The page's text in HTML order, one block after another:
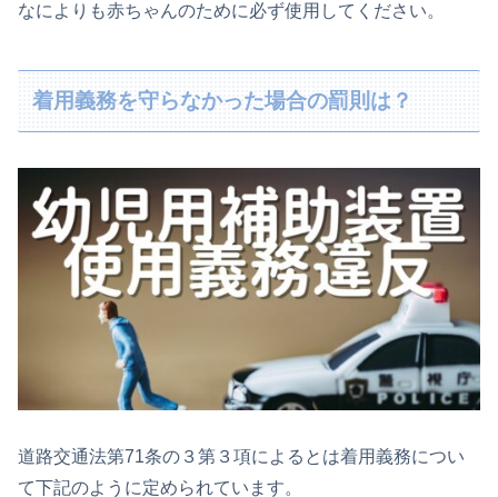
なによりも赤ちゃんのために必ず使用してください。
着用義務を守らなかった場合の罰則は？
道路交通法第71条の３第３項によるとは着用義務につい
て下記のように定められています。